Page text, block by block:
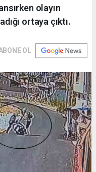
olayın
ortaya çıktı.
OL